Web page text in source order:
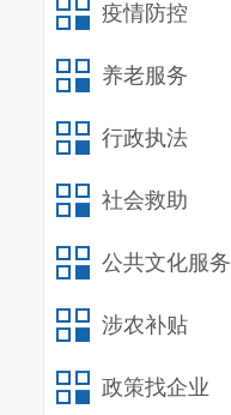
疫情防控
养老服务
行政执法
社会救助
公共文化服务
涉农补贴
政策找企业